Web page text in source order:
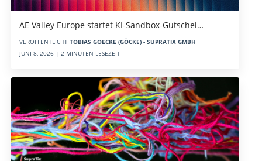
AE Valley Europe startet KI-Sandbox-Gutschei…
VERÖFFENTLICHT TOBIAS GOECKE (GÖCKE) - SUPRATIX GMBH
JUNI 8, 2026 | 2 MINUTEN LESEZEIT